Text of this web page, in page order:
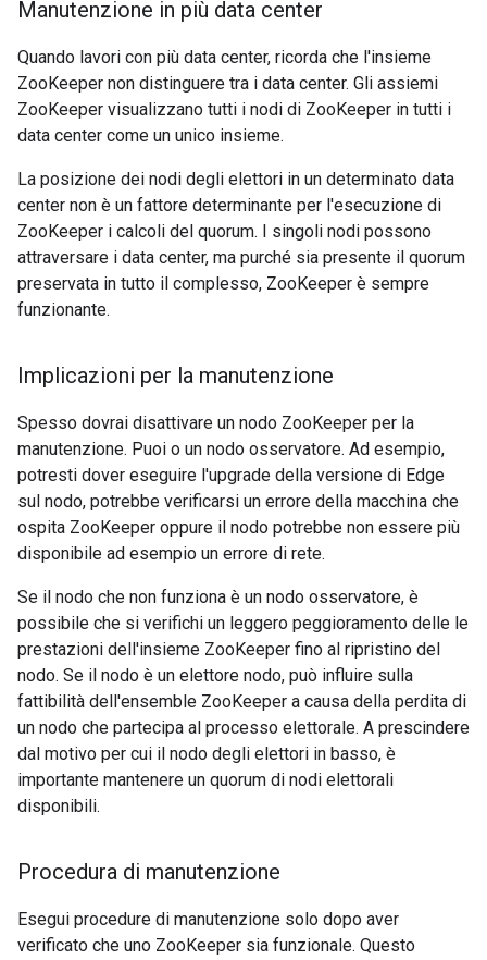
Manutenzione in più data center
Quando lavori con più data center, ricorda che l'insieme
ZooKeeper non distinguere tra i data center. Gli assiemi
ZooKeeper visualizzano tutti i nodi di ZooKeeper in tutti i
data center come un unico insieme.
La posizione dei nodi degli elettori in un determinato data
center non è un fattore determinante per l'esecuzione di
ZooKeeper i calcoli del quorum. I singoli nodi possono
attraversare i data center, ma purché sia presente il quorum
preservata in tutto il complesso, ZooKeeper è sempre
funzionante.
Implicazioni per la manutenzione
Spesso dovrai disattivare un nodo ZooKeeper per la
manutenzione. Puoi o un nodo osservatore. Ad esempio,
potresti dover eseguire l'upgrade della versione di Edge
sul nodo, potrebbe verificarsi un errore della macchina che
ospita ZooKeeper oppure il nodo potrebbe non essere più
disponibile ad esempio un errore di rete.
Se il nodo che non funziona è un nodo osservatore, è
possibile che si verifichi un leggero peggioramento delle le
prestazioni dell'insieme ZooKeeper fino al ripristino del
nodo. Se il nodo è un elettore nodo, può influire sulla
fattibilità dell'ensemble ZooKeeper a causa della perdita di
un nodo che partecipa al processo elettorale. A prescindere
dal motivo per cui il nodo degli elettori in basso, è
importante mantenere un quorum di nodi elettorali
disponibili.
Procedura di manutenzione
Esegui procedure di manutenzione solo dopo aver
verificato che uno ZooKeeper sia funzionale. Questo